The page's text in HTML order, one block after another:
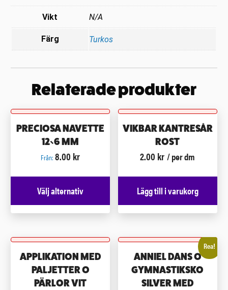
Vikt N/A
Färg Turkos
Relaterade produkter
PRECIOSA NAVETTE
12×6 MM
Från:8.00 kr
Välj alternativ
VIKBAR KANTRESÅR
ROST
2.00 kr / per dm
Lägg till i varukorg
APPLIKATION MED
PALJETTER O
PÄRLOR VIT
Rea!
ANNIEL DANS O
GYMNASTIKSKO
SILVER MED